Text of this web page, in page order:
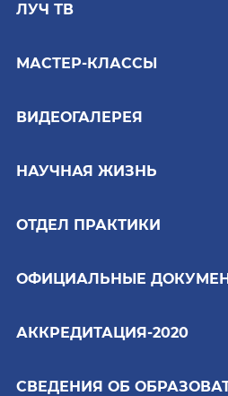
ЛУЧ ТВ
МАСТЕР-КЛАССЫ
ВИДЕОГАЛЕРЕЯ
НАУЧНАЯ ЖИЗНЬ
ОТДЕЛ ПРАКТИКИ
ОФИЦИАЛЬНЫЕ
АККРЕДИТАЦИЯ-2020
СВЕДЕНИЯ ОБ